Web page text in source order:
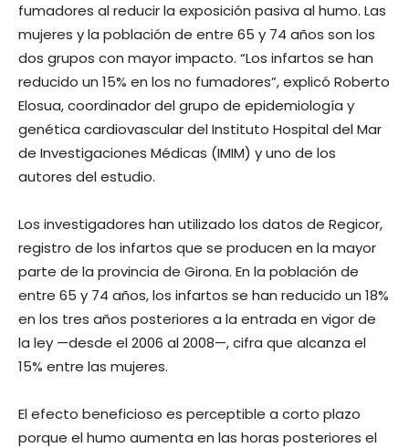
fumadores al reducir la exposición pasiva al humo. Las
mujeres y la población de entre 65 y 74 años son los
dos grupos con mayor impacto. “Los infartos se han
reducido un 15% en los no fumadores”, explicó Roberto
Elosua, coordinador del grupo de epidemiología y
genética cardiovascular del Instituto Hospital del Mar
de Investigaciones Médicas (IMIM) y uno de los
autores del estudio.
Los investigadores han utilizado los datos de Regicor,
registro de los infartos que se producen en la mayor
parte de la provincia de Girona. En la población de
entre 65 y 74 años, los infartos se han reducido un 18%
en los tres años posteriores a la entrada en vigor de
la ley —desde el 2006 al 2008—, cifra que alcanza el
15% entre las mujeres.
El efecto beneficioso es perceptible a corto plazo
porque el humo aumenta en las horas posteriores el